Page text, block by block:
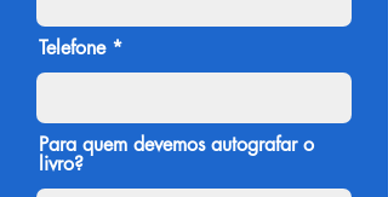
Telefone
Para quem devemos autografar o
livro?